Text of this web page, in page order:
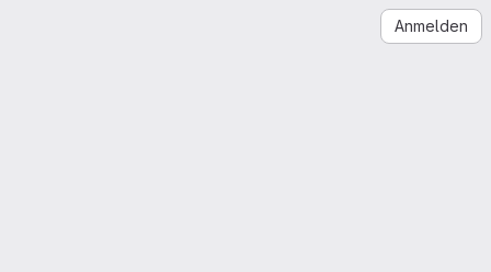
Anmelden